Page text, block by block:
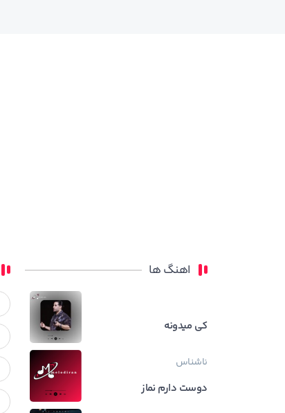
اهنگ ها
کی میدونه
ناشناس
دوست دارم نماز